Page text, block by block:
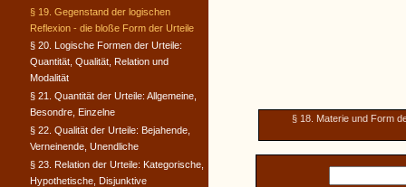
§ 18. Materie und Form
§ 19. Gegenstand der logischen
Reflexion - die bloße Form der Urteile
§ 20. Logische Formen der Urteile:
Quantität, Qualität, Relation und
Modalität
§ 21. Quantität der Urteile: Allgemeine,
Besondre, Einzelne
§ 22. Qualität der Urteile: Bejahende,
Verneinende, Unendliche
§ 23. Relation der Urteile: Kategorische,
Hypothetische, Disjunktive